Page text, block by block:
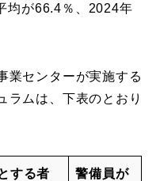
均が66.4％、2024年
業センターが実施する
ラムは、下表のとおり
する者
警備員が